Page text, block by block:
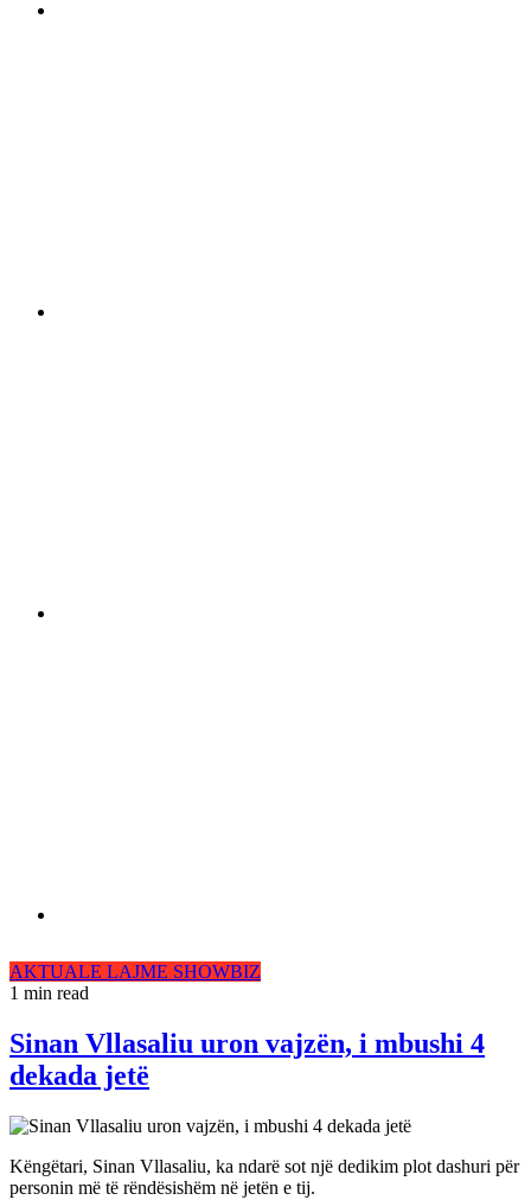
AKTUALE LAJME SHOWBIZ
1 min read
Sinan Vllasaliu uron vajzën, i mbushi 4
dekada jetë
Këngëtari, Sinan Vllasaliu, ka ndarë sot një dedikim plot dashuri për
personin më të rëndësishëm në jetën e tij.